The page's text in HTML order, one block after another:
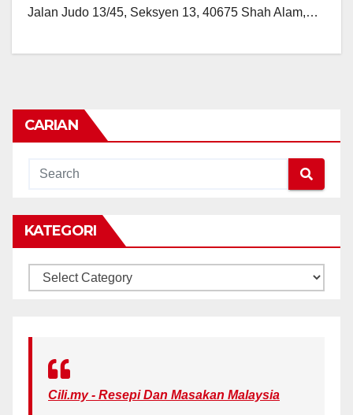
Jalan Judo 13/45, Seksyen 13, 40675 Shah Alam,…
CARIAN
KATEGORI
KATEGORI
Cili.my - Resepi Dan Masakan Malaysia